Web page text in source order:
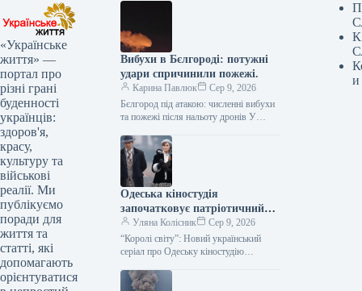
«Українське
життя» —
портал про
різні грані
буденності
українців:
здоров'я,
красу,
культуру та
військові
реалії. Ми
публікуємо
поради для
життя та
статті, які
допомагають
орієнтуватися
Вибухи в Бєлгороді: потужні
удари спричинили пожежі.
Карина Павлюк
Сер 9, 2026
Бєлгород під атакою: численні вибухи
та пожежі після нальоту дронів У
спостерігається серія вибухів та
масштабні пожежі.…
Одеська кіностудія
започатковує патріотичний
серіал «Королі світу»
Уляна Колісник
Сер 9, 2026
“Королі світу”: Новий український
серіал про Одеську кіностудію
Компанія-виробник успішно пройшла
и